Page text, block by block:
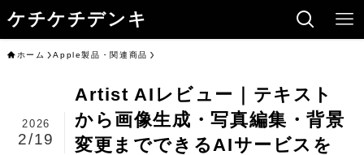
ケチケチデンキ
ホーム Apple製品・関連商品
Artist AIレビュー｜テキスト
から画像生成・写真編集・背景
変更までできるAIサービスを
2026
2/19